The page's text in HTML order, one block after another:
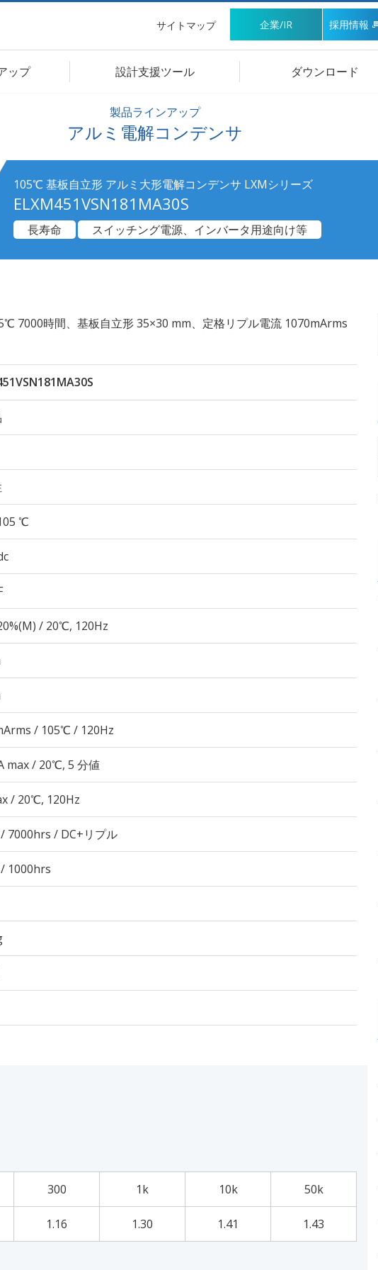
サイトマップ 企業/IR 採用情報
ップ 設計支援ツール ダウンロード
製品ラインアップ
アルミ電解コンデンサ
105℃ 基板自立形 アルミ大形電解コンデンサ LXMシリーズ
ELXM451VSN181MA30S
長寿命
スイッチング電源、インバータ用途向け等
7000時間、基板自立形 35×30 mm、定格リプル電流 1070mArms
℃
/ 20℃, 120Hz
/ 105℃ / 120Hz
max / 20℃, 5 分値
/ 20℃, 120Hz
7000hrs / DC+リプル
1000hrs
300 1k 10k 50k
1.16 1.30 1.41 1.43